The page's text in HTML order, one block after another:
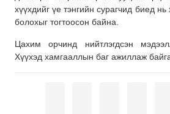
хүүхдийг үе тэнгийн сурагчид биед
болохыг тогтоосон байна.
Цахим орчинд нийтлэгдсэн
Хүүхэд хамгааллын баг ажиллаж